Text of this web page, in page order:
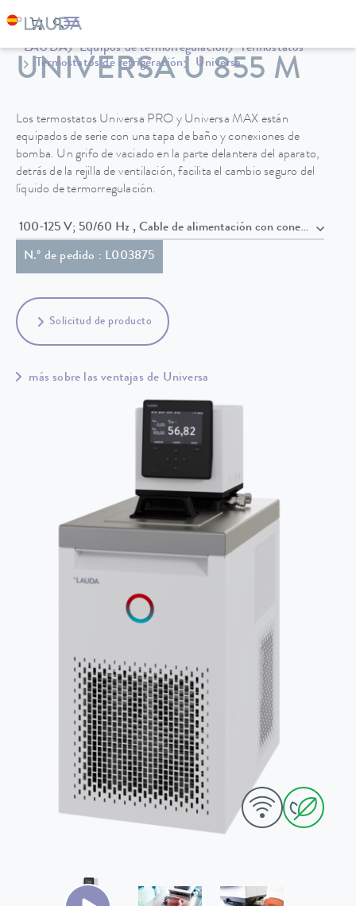
LAUDA Equipos de termorregulación
Termostatos
Termostatos de refrigeración
Universa
UNIVERSA U 855 M
Los termostatos Universa PRO y Universa MAX están
equipados de serie con una tapa de baño y conexiones de
bomba. Un grifo de vaciado en la parte delantera del aparato,
detrás de la rejilla de ventilación, facilita el cambio seguro del
líquido de termorregulación.
100-125 V; 50/60 Hz , Cable de alimentación con conector
N.º de pedido : L003875
Solicitud de producto
más sobre las ventajas de Universa